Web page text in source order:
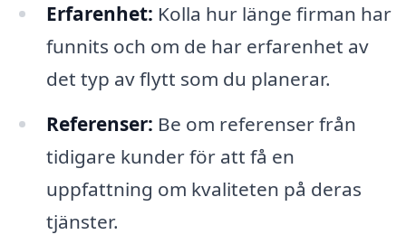
Erfarenhet: Kolla hur länge firman har
funnits och om de har erfarenhet av
det typ av flytt som du planerar.
Referenser: Be om referenser från
tidigare kunder för att få en
uppfattning om kvaliteten på deras
tjänster.